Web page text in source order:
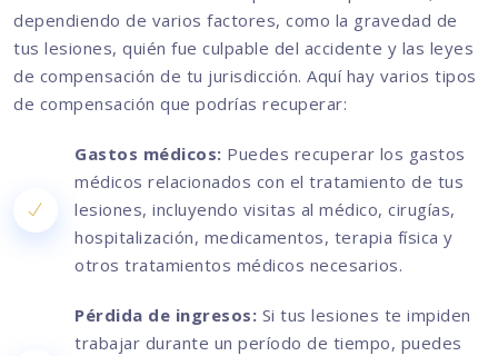
dependiendo de varios factores, como la gravedad de
tus lesiones, quién fue culpable del accidente y las leyes
de compensación de tu jurisdicción. Aquí hay varios tipos
de compensación que podrías recuperar:
Gastos médicos: Puedes recuperar los gastos
médicos relacionados con el tratamiento de tus
lesiones, incluyendo visitas al médico, cirugías,
hospitalización, medicamentos, terapia física y
otros tratamientos médicos necesarios.
Pérdida de ingresos: Si tus lesiones te impiden
trabajar durante un período de tiempo, puedes